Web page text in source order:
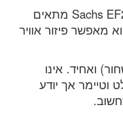
: מאוורר ריצפה מדגם Sachs EF2024 מתאים
40-70 מ"ר, והוא מאפשר פיזור אוויר
(שחור) ואחיד. אינו
אך יודע